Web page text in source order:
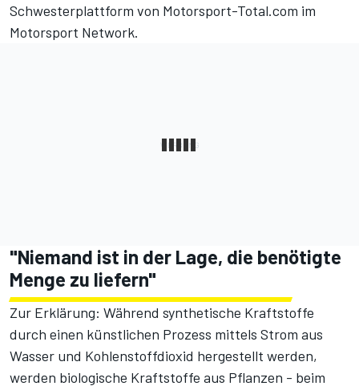
Schwesterplattform von Motorsport-Total.com im
Motorsport Network.
"Niemand ist in der Lage, die benötigte
Menge zu liefern"
Zur Erklärung: Während synthetische Kraftstoffe
durch einen künstlichen Prozess mittels Strom aus
Wasser und Kohlenstoffdioxid hergestellt werden,
werden biologische Kraftstoffe aus Pflanzen - beim